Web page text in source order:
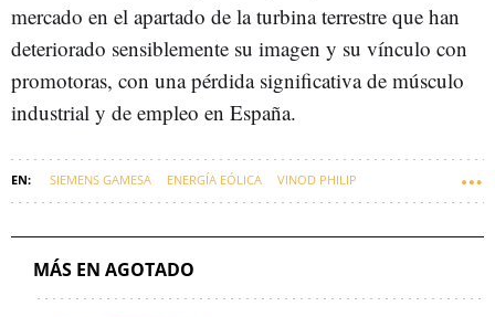
mercado en el apartado de la turbina terrestre que han
deteriorado sensiblemente su imagen y su vínculo con
promotoras, con una pérdida significativa de músculo
industrial y de empleo en España.
SIEMENS GAMESA ENERGÍA EÓLICA VINOD PHILIP
MÁS EN AGOTADO